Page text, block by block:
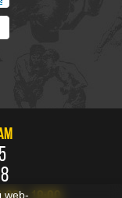
web-